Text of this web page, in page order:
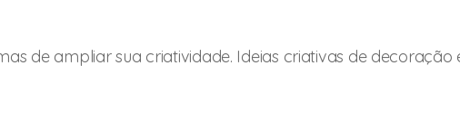
de ampliar sua criatividade. Ideias criativas de decoração